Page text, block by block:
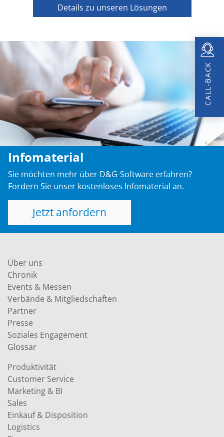
CALL-BACK
Details zu unseren Lösungen
Infomaterial
Sie möchten mehr über D&G-Software erfahren?
Fordern Sie unser kostenloses Infomaterial an.
Jetzt anfordern
Über uns
Chronik
Events & Messen
Verbände & Mitgliedschaften
Partner
Presse
Soziales Engagement
Glossar
Produktivität
Customer Service
Marketing & BI
Sales
Einkauf & Disposition
Logistics